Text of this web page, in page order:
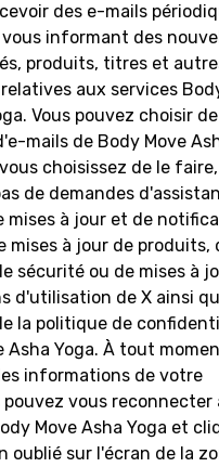
des e-mails
informant des
produits, titres et
aux services
Vous pouvez choisir
mails de Body Move
choisissez de le
de demandes
mises à jour et de
mises à jour de produits,
sécurité ou de mises à
d'utilisation de X ainsi
la politique de
Asha Yoga. À tout
informations de votre
vous reconnecter
Move Asha Yoga et
oublié sur l'écran de la